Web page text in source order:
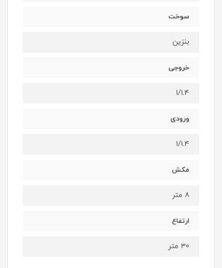
سوخت
بنزین
خروجی
1/1.4
ورودی
1/1.4
مکش
8 متر
ارتفاع
30 متر